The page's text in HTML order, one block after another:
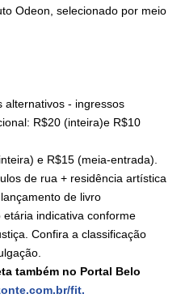
Odeon, selecionado por meio
alternativos - ingressos
R$20 (inteira)e R$10
e R$15 (meia-entrada).
de rua + residência artística
de livro
indicativa conforme
Confira a classificação
também no Portal Belo
fit.